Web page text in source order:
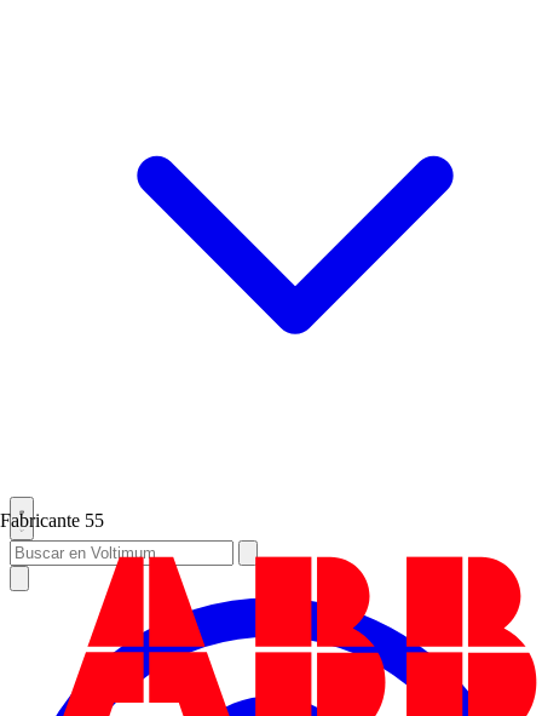
Fabricante 55